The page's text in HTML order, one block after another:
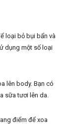
loại bỏ bụi bẩn và
dụng một số loại
lên body. Bạn có
sữa tươi lên da.
điểm để xoa